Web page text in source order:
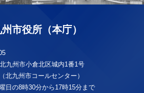
市役所（本庁）
九州市小倉北区城内1番1号
北九州市コールセンター）
日の8時30分から17時15分まで